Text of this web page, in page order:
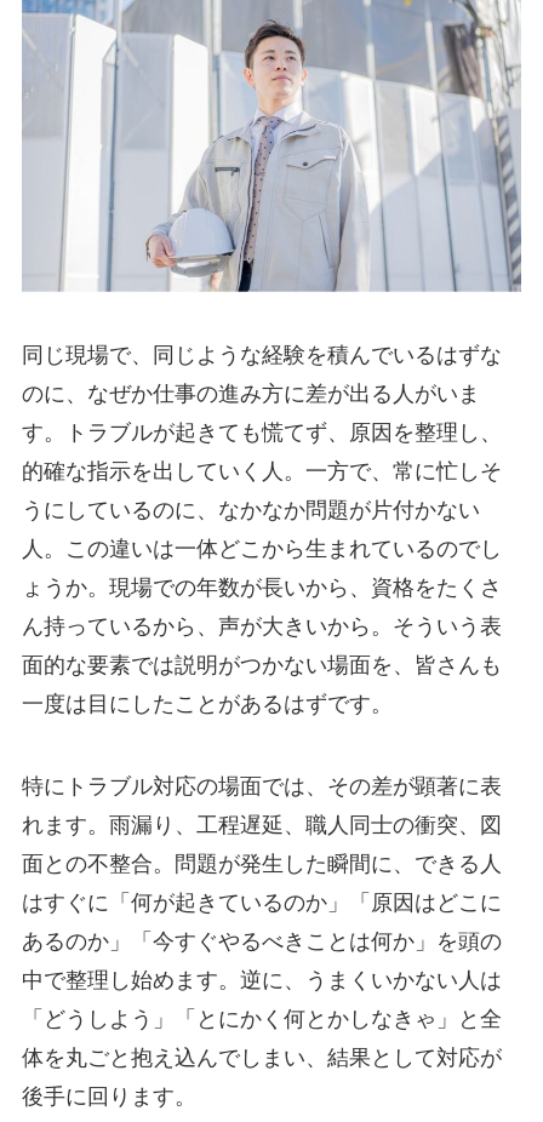
同じ現場で、同じような経験を積んでいるはずな
のに、なぜか仕事の進み方に差が出る人がいま
す。トラブルが起きても慌てず、原因を整理し、
的確な指示を出していく人。一方で、常に忙しそ
うにしているのに、なかなか問題が片付かない
人。この違いは一体どこから生まれているのでし
ょうか。現場での年数が長いから、資格をたくさ
ん持っているから、声が大きいから。そういう表
面的な要素では説明がつかない場面を、皆さんも
一度は目にしたことがあるはずです。
特にトラブル対応の場面では、その差が顕著に表
れます。雨漏り、工程遅延、職人同士の衝突、図
面との不整合。問題が発生した瞬間に、できる人
はすぐに「何が起きているのか」「原因はどこに
あるのか」「今すぐやるべきことは何か」を頭の
中で整理し始めます。逆に、うまくいかない人は
「どうしよう」「とにかく何とかしなきゃ」と全
体を丸ごと抱え込んでしまい、結果として対応が
後手に回ります。